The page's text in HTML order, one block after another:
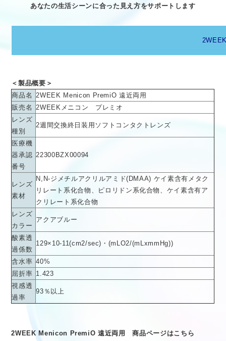
あなたの生活シーンに合った見え方をサポートします
＜製品概要＞
商品名
2WEEK Menicon PremiO 遠近両用
販売名
2WEEKメニコン プレミオ
レンズ
種別
2週間交換終日装用ソフトコンタクトレンズ
医療機
器承認
番号
22300BZX00094
レンズ
素材
N,N-ジメチルアクリルアミド(DMAA) ケイ素含有メタク
リレート系化合物、ピロリドン系化合物、ケイ素含有ア
クリレート系化合物
レンズ
カラー
アクアブルー
酸素透
過係数
129×10-11(cm2/sec)・(mLO2/(mLxmmHg))
含水率 40%
屈折率 1.423
視感透
過率
93％以上
2WEEK Menicon PremiO 遠近両用商品ページはこちら